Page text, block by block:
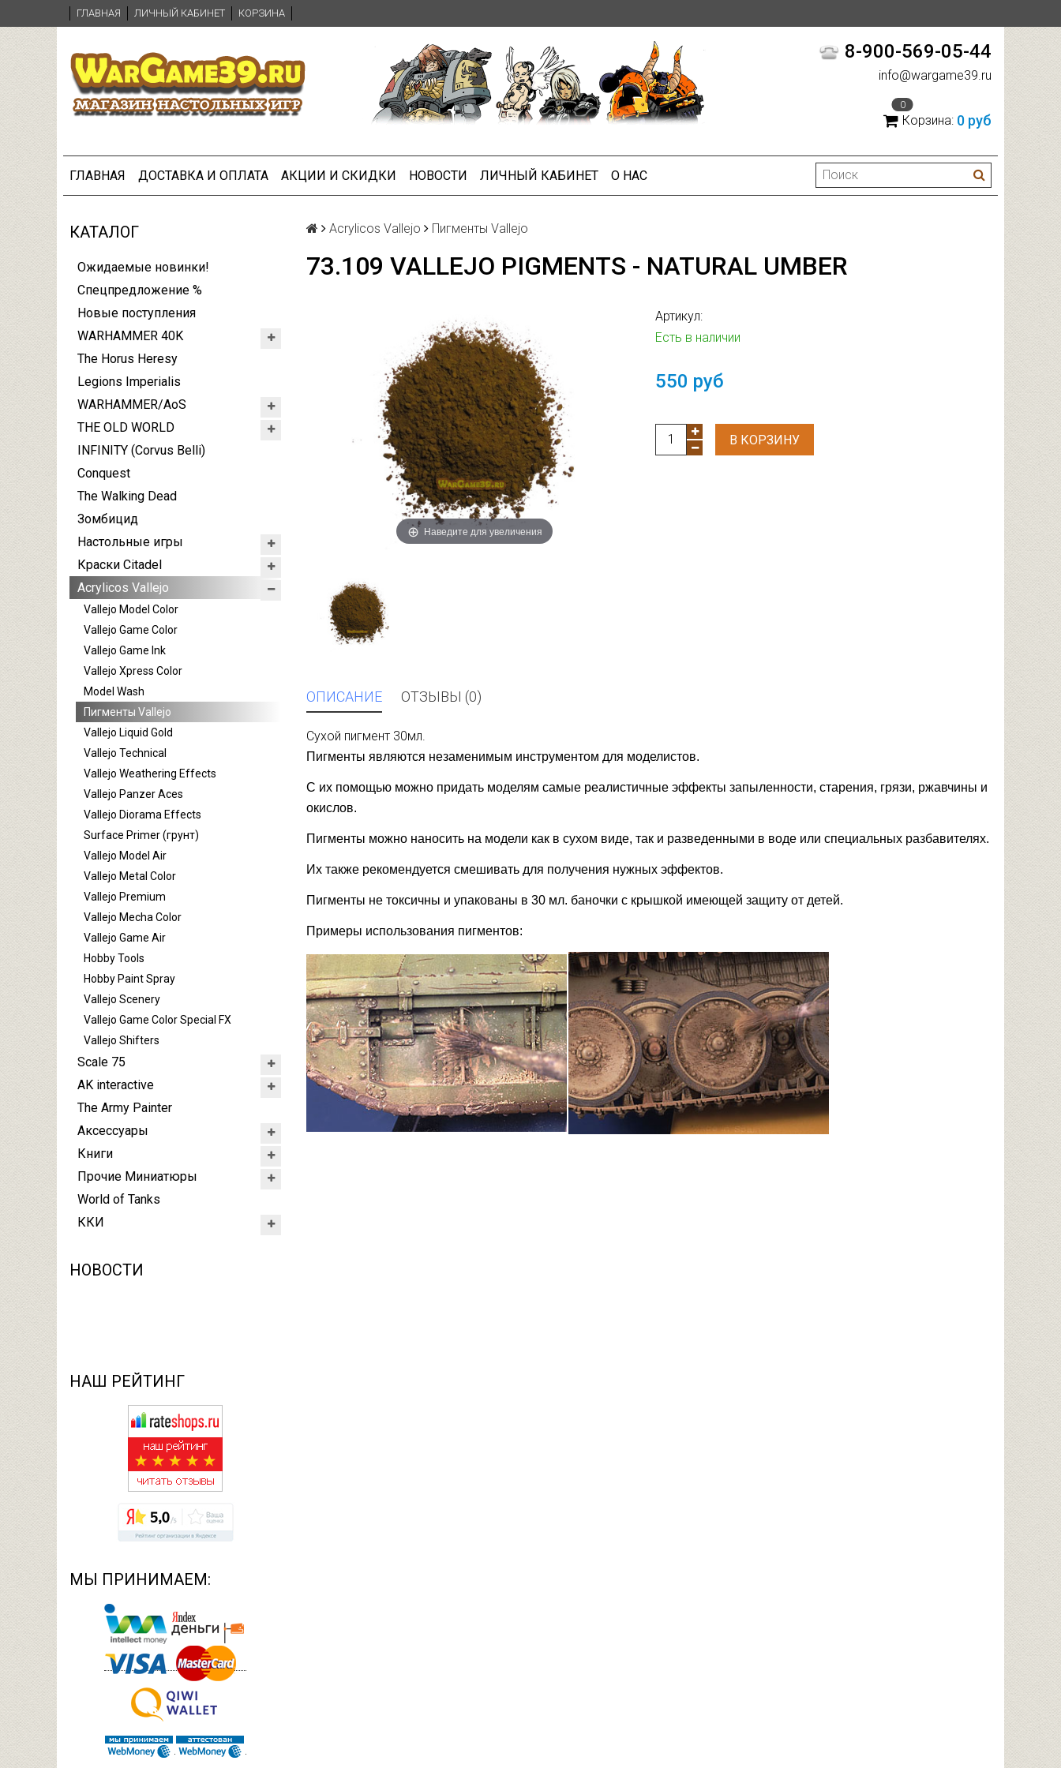
ГЛАВНАЯ ЛИЧНЫЙ КАБИНЕТ КОРЗИНА
8-900-569-05-44
info@wargame39.ru
0
Корзина: 0 руб
ГЛАВНАЯ ДОСТАВКА И ОПЛАТА АКЦИИ И СКИДКИ НОВОСТИ ЛИЧНЫЙ КАБИНЕТ О НАС
КАТАЛОГ
Ожидаемые новинки!
Спецпредложение %
Новые поступления
WARHAMMER 40K
The Horus Heresy
Legions Imperialis
WARHAMMER/AoS
THE OLD WORLD
INFINITY (Corvus Belli)
Conquest
The Walking Dead
Зомбицид
Настольные игры
Краски Citadel
Acrylicos Vallejo
Vallejo Model Color
Vallejo Game Color
Vallejo Game Ink
Vallejo Xpress Color
Model Wash
Пигменты Vallejo
Vallejo Liquid Gold
Vallejo Technical
Vallejo Weathering Effects
Vallejo Panzer Aces
Vallejo Diorama Effects
Surface Primer (грунт)
Vallejo Model Air
Vallejo Metal Color
Vallejo Premium
Vallejo Mecha Color
Vallejo Game Air
Hobby Tools
Hobby Paint Spray
Vallejo Scenery
Vallejo Game Color Special FX
Vallejo Shifters
Scale 75
AK interactive
The Army Painter
Аксессуары
Книги
Прочие Миниатюры
World of Tanks
ККИ
НОВОСТИ
НАШ РЕЙТИНГ
МЫ ПРИНИМАЕМ:
Acrylicos Vallejo Пигменты Vallejo
73.109 VALLEJO PIGMENTS - NATURAL UMBER
Наведите для увеличения
Артикул:
Есть в наличии
550 руб
В КОРЗИНУ
ОПИСАНИЕ ОТЗЫВЫ (0)
Сухой пигмент 30мл.
Пигменты являются незаменимым инструментом для моделистов.
С их помощью можно придать моделям самые реалистичные эффекты запыленности, старения, грязи, ржавчины и
окислов.
Пигменты можно наносить на модели как в сухом виде, так и разведенными в воде или специальных разбавителях.
Их также рекомендуется смешивать для получения нужных эффектов.
Пигменты не токсичны и упакованы в 30 мл. баночки с крышкой имеющей защиту от детей.
Примеры использования пигментов: